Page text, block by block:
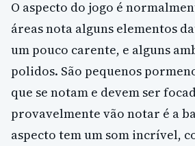
O aspecto do jogo é
áreas nota alguns elementos
um pouco carente, e alguns
polidos. São pequenos
que se notam e devem ser
provavelmente vão notar é a
aspecto tem um som incrível,